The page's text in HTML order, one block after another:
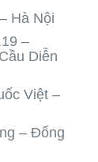
Hà Nội
–
Diễn
Việt –
– Đống